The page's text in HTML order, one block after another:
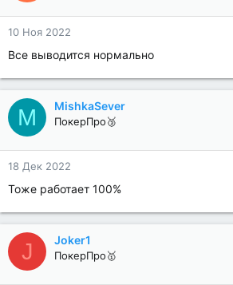
10 Ноя 2022
Все выводится нормально
M MishkaSever
ПокерПро🥉
18 Дек 2022
Тоже работает 100%
J Joker1
ПокерПро🥇